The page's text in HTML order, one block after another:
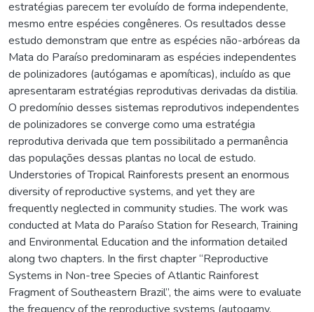
estratégias parecem ter evoluído de forma independente,
mesmo entre espécies congêneres. Os resultados desse
estudo demonstram que entre as espécies não-arbóreas da
Mata do Paraíso predominaram as espécies independentes
de polinizadores (autógamas e apomíticas), incluído as que
apresentaram estratégias reprodutivas derivadas da distilia.
O predomínio desses sistemas reprodutivos independentes
de polinizadores se converge como uma estratégia
reprodutiva derivada que tem possibilitado a permanência
das populações dessas plantas no local de estudo.
Understories of Tropical Rainforests present an enormous
diversity of reproductive systems, and yet they are
frequently neglected in community studies. The work was
conducted at Mata do Paraíso Station for Research, Training
and Environmental Education and the information detailed
along two chapters. In the first chapter “Reproductive
Systems in Non-tree Species of Atlantic Rainforest
Fragment of Southeastern Brazil”, the aims were to evaluate